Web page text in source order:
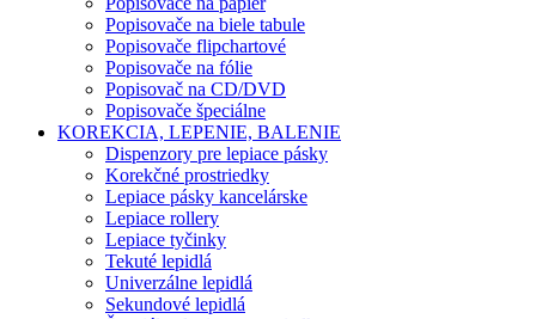
Popisovače na biele tabule
Popisovače flipchartové
Popisovače na fólie
Popisovač na CD/DVD
Popisovače špeciálne
KOREKCIA, LEPENIE, BALENIE
Dispenzory pre lepiace pásky
Korekčné prostriedky
Lepiace pásky kancelárske
Lepiace rollery
Lepiace tyčinky
Tekuté lepidlá
Univerzálne lepidlá
Sekundové lepidlá